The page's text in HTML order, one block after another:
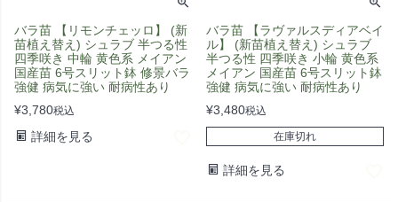
バラ苗 【リモンチェッロ】 (新
苗植え替え) シュラブ 半つる性
四季咲き 中輪 黄色系 メイアン
国産苗 6号スリット鉢 修景バラ
強健 病気に強い 耐病性あり
¥3,780税込
詳細を見る
バラ苗 【ラヴァルスディアベイ
ル】 (新苗植え替え) シュラブ
半つる性 四季咲き 小輪 黄色系
メイアン 国産苗 6号スリット鉢
強健 病気に強い 耐病性あり
¥3,480税込
在庫切れ
詳細を見る